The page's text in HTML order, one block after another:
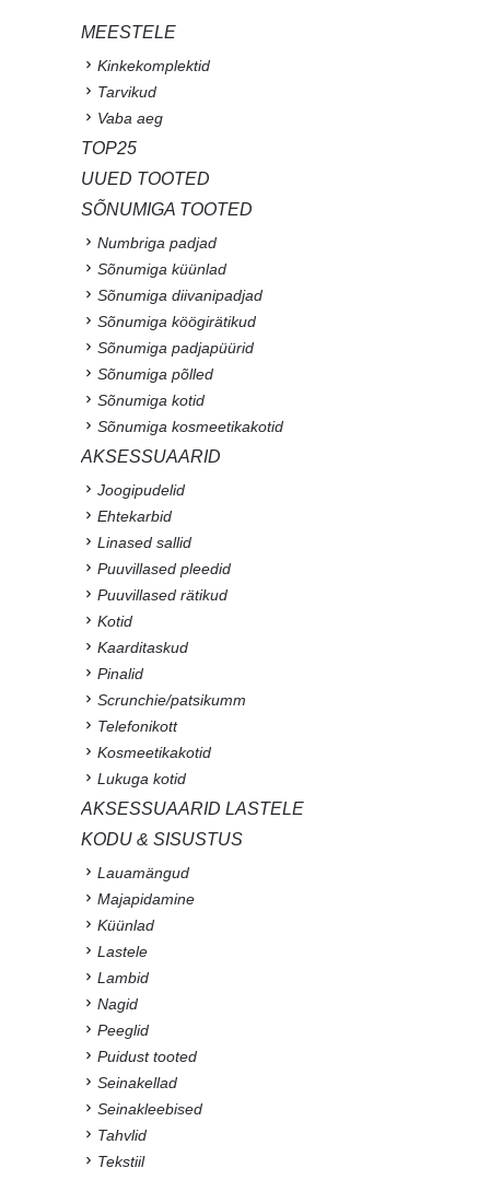
MEESTELE
Kinkekomplektid
Tarvikud
Vaba aeg
TOP25
UUED TOOTED
SÕNUMIGA TOOTED
Numbriga padjad
Sõnumiga küünlad
Sõnumiga diivanipadjad
Sõnumiga köögirätikud
Sõnumiga padjapüürid
Sõnumiga põlled
Sõnumiga kotid
Sõnumiga kosmeetikakotid
AKSESSUAARID
Joogipudelid
Ehtekarbid
Linased sallid
Puuvillased pleedid
Puuvillased rätikud
Kotid
Kaarditaskud
Pinalid
Scrunchie/patsikumm
Telefonikott
Kosmeetikakotid
Lukuga kotid
AKSESSUAARID LASTELE
KODU & SISUSTUS
Lauamängud
Majapidamine
Küünlad
Lastele
Lambid
Nagid
Peeglid
Puidust tooted
Seinakellad
Seinakleebised
Tahvlid
Tekstiil